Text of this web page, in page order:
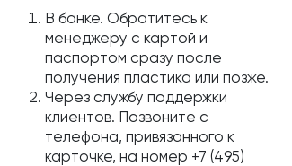
В банке. Обратитесь к
менеджеру с картой и
паспортом сразу после
получения пластика или позже.
Через службу поддержки
клиентов. Позвоните с
телефона, привязанного к
карточке, на номер +7 (495)